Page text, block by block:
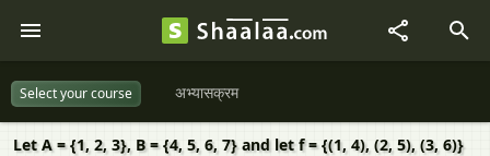
Select your course अभ्यासक्रम
Let A = {1, 2, 3}, B = {4, 5, 6, 7} and let f = {(1, 4), (2, 5), (3, 6)}